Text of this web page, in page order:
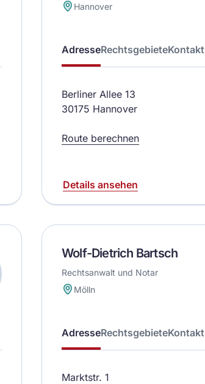
Hannover
AdresseRechtsgebieteKontakt
Berliner Allee 13
30175 Hannover
Route berechnen
Details ansehen
Wolf-Dietrich Bartsch
Rechtsanwalt und Notar
Mölln
AdresseRechtsgebieteKontakt
Marktstr. 1